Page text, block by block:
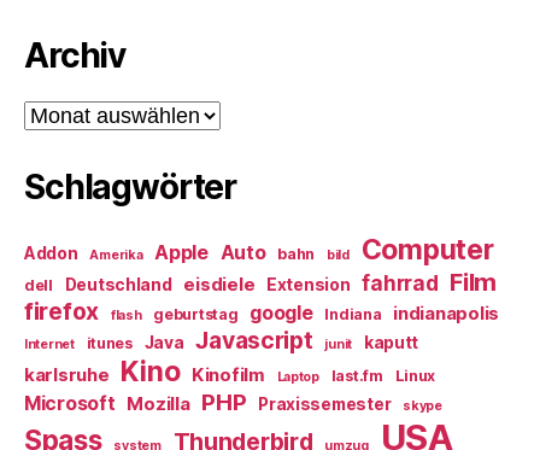
Archiv
Archiv
Schlagwörter
Addon Amerika Apple Auto bahn bild Computer
dell Deutschland eisdiele Extension fahrrad Film
firefox flash geburtstag google Indiana indianapolis
Internet itunes Java Javascript junit kaputt
karlsruhe Kino Kinofilm Laptop last.fm Linux
Microsoft Mozilla PHP Praxissemester skype
Spass system Thunderbird umzug USA